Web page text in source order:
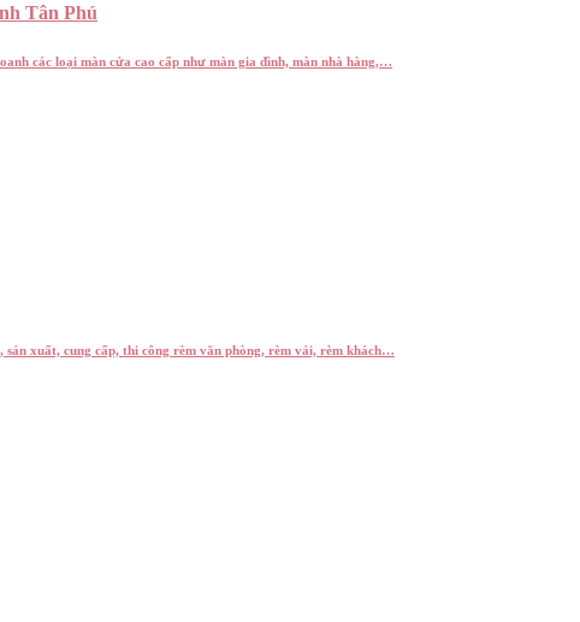
Tân Phú
các loại màn cửa cao cấp như màn gia đình, màn nhà hàng,…
sản xuất, cung cấp, thi công rèm văn phòng, rèm vải, rèm khách…